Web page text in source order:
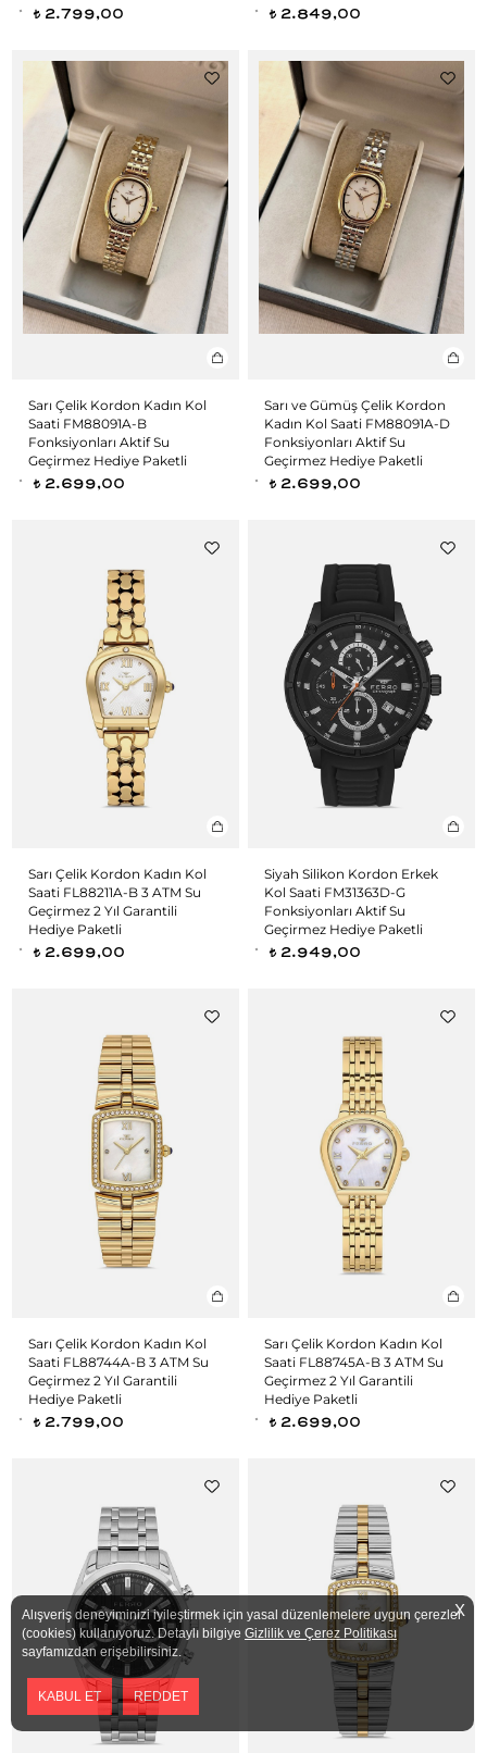
t 2.799,00 t 2.849,00
Sarı Çelik Kordon Kadın Kol
Saati FM88091A-B
Fonksiyonları Aktif Su
Geçirmez Hediye Paketli
t 2.699,00
Sarı ve Gümüş Çelik Kordon
Kadın Kol Saati FM88091A-D
Fonksiyonları Aktif Su
Geçirmez Hediye Paketli
t 2.699,00
Sarı Çelik Kordon Kadın Kol
Saati FL88211A-B 3 ATM Su
Geçirmez 2 Yıl Garantili
Hediye Paketli
t 2.699,00
Siyah Silikon Kordon Erkek
Kol Saati FM31363D-G
Fonksiyonları Aktif Su
Geçirmez Hediye Paketli
t 2.949,00
Sarı Çelik Kordon Kadın Kol
Saati FL88744A-B 3 ATM Su
Geçirmez 2 Yıl Garantili
Hediye Paketli
t 2.799,00
Sarı Çelik Kordon Kadın Kol
Saati FL88745A-B 3 ATM Su
Geçirmez 2 Yıl Garantili
Hediye Paketli
t 2.699,00
Alışveriş deneyiminizi iyileştirmek için yasal düzenlemelere uygun çerezler
(cookies) kullanıyoruz. Detaylı bilgiye Gizlilik ve Çerez Politikası
sayfamızdan erişebilirsiniz.
X